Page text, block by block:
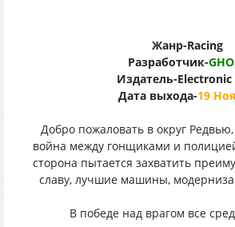
Жанр-Racing
Разработчик-
Издатель-Electronic
Дата выхода-19
Добро пожаловать в округ
война между гонщиками и
сторона пытается захватить
славу, лучшие машины,
В победе над врагом все